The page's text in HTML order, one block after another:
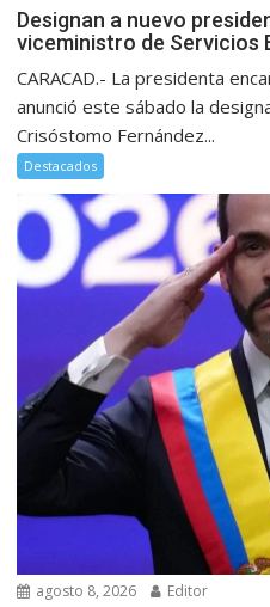
Designan a nuevo
viceministro de Servicios
CARACAD.- La presidenta
anunció este sábado la
Crisóstomo Fernández...
Destacados
agosto 8, 2026 Editor